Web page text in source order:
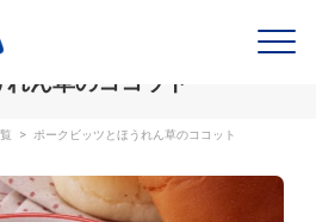
ん草のココット
> ポークビッツとほうれん草のココット